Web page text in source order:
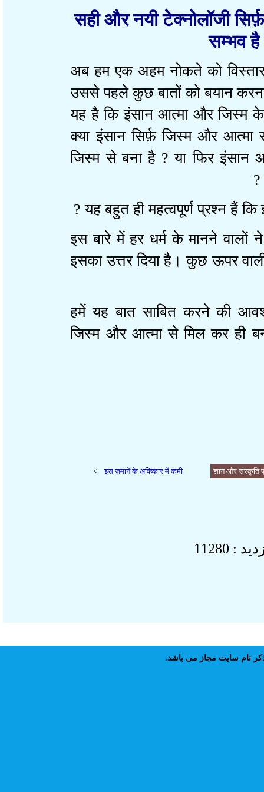
सही और नयी टेक्नोलॉजी
सम्भव
अब हम एक अहम नोकते को
उससे पहले कुछ बातों को बयान
यह है कि इंसान आत्मा और
क्या इंसान सिर्फ़ जिस्म और
जिस्म से बना है ? या फिर
यह बहुत ही महत्वपूर्ण प्रश्न हैं
इस बारे में हर धर्म के मानने
इसका उत्तर दिया है। कुछ ऊपर
हमें यह बात साबित करने की
जिस्म और आत्मा से मिल कर
ज्ञान और
इस ज़माने के अविष्कार में कमी
>
11280
سايت مجاز مى باشد.